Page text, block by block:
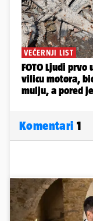
Komentari 1